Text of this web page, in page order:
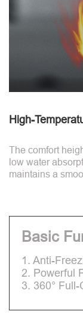
High-
The comfort
low water
maintains a
Basic
1. Anti-
2. Powerful
3. 360°